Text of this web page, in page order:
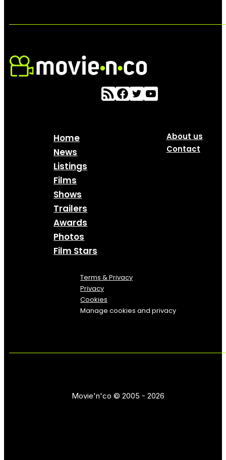
Home
News
Listings
Films
Shows
Trailers
Awards
Photos
Film Stars
About us
Contact
Terms & Privacy
Privacy
Cookies
Manage cookies and privacy
Movie'n'co © 2005 - 2026